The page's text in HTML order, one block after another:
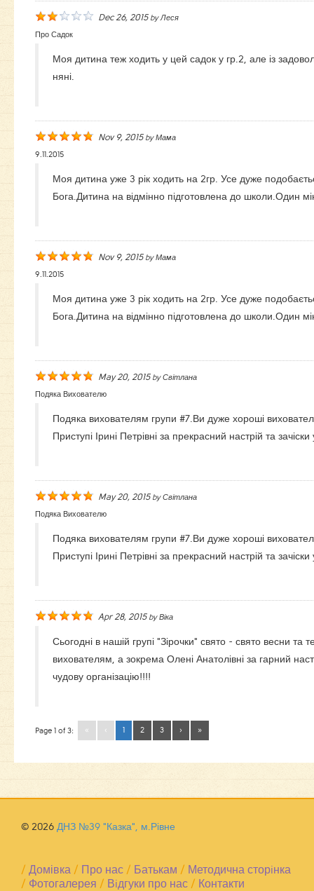
Dec 26, 2015byЛеся
Про Садок
Моя дитина теж ходить у цей садок у гр.2, але із
няні.
Nov 9, 2015byМама
9.11.2015
Моя дитина уже 3 рік ходить на 2гр. Усе дуже
Бога.Дитина на відмінно підготовлена до школи.Один
Nov 9, 2015byМама
9.11.2015
Моя дитина уже 3 рік ходить на 2гр. Усе дуже
Бога.Дитина на відмінно підготовлена до школи.Один
May 20, 2015byСвітлана
Подяка Вихователю
Подяка вихователям групи #7.Ви дуже хороші
Приступі Ірині Петрівні за прекрасний настрій та зачіски
May 20, 2015byСвітлана
Подяка Вихователю
Подяка вихователям групи #7.Ви дуже хороші
Приступі Ірині Петрівні за прекрасний настрій та зачіски
Apr 28, 2015byВіка
Сьогодні в нашій групі "Зірочки" свято - свято весни та
вихователям, а зокрема Олені Анатолівні за гарний
чудову організацію!!!!
Page 1 of 3: « ‹ 1 2 3 › »
© 2026 ДНЗ №39 "Казка", м.Рівне
/ Домівка / Про нас / Батькам / Методична сторiнка
/ Фотогалерея / Вiдгуки про нас / Контакти